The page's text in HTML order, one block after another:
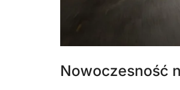
Nowoczesność